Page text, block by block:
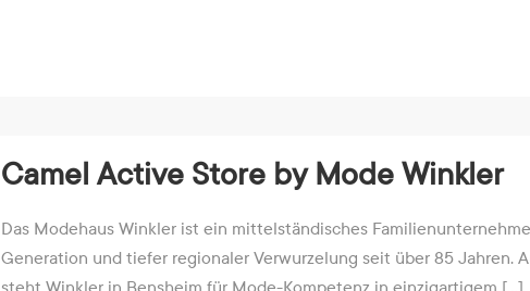
Camel Active Store by Mode Winkler
Das Modehaus Winkler ist ein mittelständisches
Generation und tiefer regionaler Verwurzelung seit über 85 Jahren.